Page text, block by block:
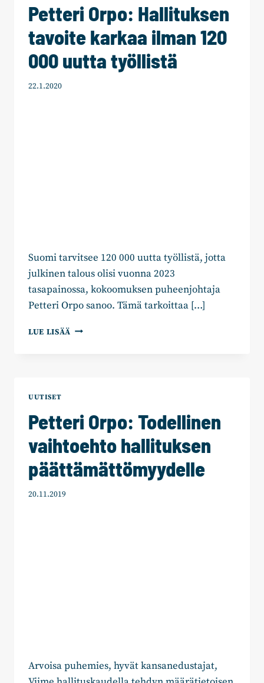
PELASTAA
HYVINVOINTI”
Petteri Orpo: Hallituksen
tavoite karkaa ilman 120
000 uutta työllistä
22.1.2020
Suomi tarvitsee 120 000 uutta työllistä, jotta
julkinen talous olisi vuonna 2023
tasapainossa, kokoomuksen puheenjohtaja
Petteri Orpo sanoo. Tämä tarkoittaa […]
LUE LISÄÄ PETTERI
000
UUTTA
TYÖLLISTÄ
UUTISET
Petteri Orpo: Todellinen
vaihtoehto hallituksen
päättämättömyydelle
20.11.2019
Arvoisa puhemies, hyvät kansanedustajat,